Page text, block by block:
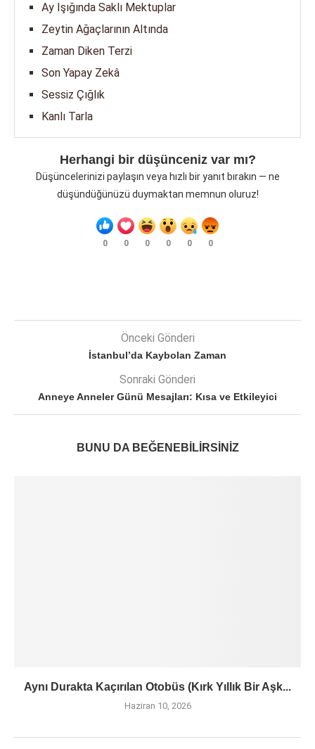
Ay Işığında Saklı Mektuplar
Zeytin Ağaçlarının Altında
Zaman Diken Terzi
Son Yapay Zekâ
Sessiz Çığlık
Kanlı Tarla
Herhangi bir düşünceniz var mı?
Düşüncelerinizi paylaşın veya hızlı bir yanıt bırakın — ne
düşündüğünüzü duymaktan memnun oluruz!
0 0 0 0 0 0
Önceki Gönderi
İstanbul’da Kaybolan Zaman
Sonraki Gönderi
Anneye Anneler Günü Mesajları: Kısa ve Etkileyici
BUNU DA BEĞENEBILIRSINIZ
Aynı Durakta Kaçırılan Otobüs (Kırk Yıllık Bir Aşk...
Haziran 10, 2026